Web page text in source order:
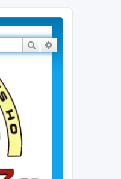
Rechercher